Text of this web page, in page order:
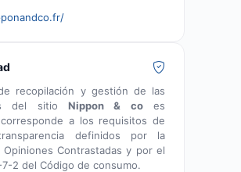
recopilación y gestión de las
del sitio Nippon & coes
a los requisitos de
definidos por la
Opiniones Contrastadas y por el
7-2 del Código de consumo.